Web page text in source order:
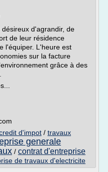
d'agrandir, de
de leur résidence
l'équiper. L'heure est
sur la facture
grâce à des
d'impot / travaux
generale
/ contrat d'entreprise
de travaux d'electricite